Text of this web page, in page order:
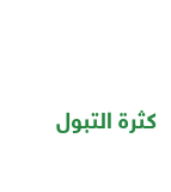
كثرة التبول